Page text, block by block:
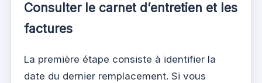
Consulter le carnet d’entretien et les
factures
La première étape consiste à identifier la
date du dernier remplacement. Si vous